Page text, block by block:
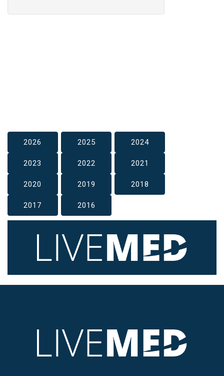
2026 2025 2024
2023 2022 2021
2020 2019 2018
2017 2016